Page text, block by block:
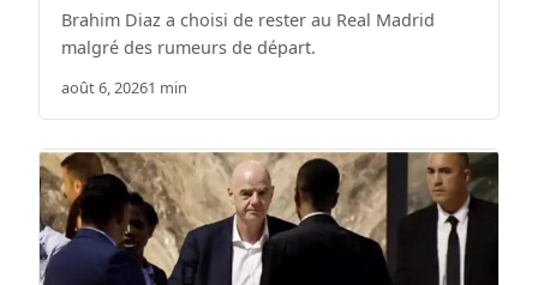
Brahim Diaz a choisi de rester au Real Madrid
malgré des rumeurs de départ.
août 6, 20261 min